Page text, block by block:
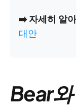
➡️ 자세히 알아
대안
Bear